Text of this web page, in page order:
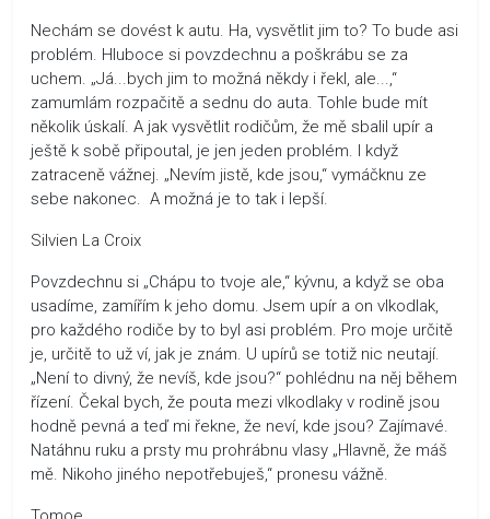
Nechám se dovést k autu. Ha, vysvětlit jim to? To bude asi
problém. Hluboce si povzdechnu a poškrábu se za
uchem. „Já...bych jim to možná někdy i řekl, ale...,“
zamumlám rozpačitě a sednu do auta. Tohle bude mít
několik úskalí. A jak vysvětlit rodičům, že mě sbalil upír a
ještě k sobě připoutal, je jen jeden problém. I když
zatraceně vážnej. „Nevím jistě, kde jsou,“ vymáčknu ze
sebe nakonec. A možná je to tak i lepší.
Silvien La Croix
Povzdechnu si „Chápu to tvoje ale,“ kývnu, a když se oba
usadíme, zamířím k jeho domu. Jsem upír a on vlkodlak,
pro každého rodiče by to byl asi problém. Pro moje určitě
je, určitě to už ví, jak je znám. U upírů se totiž nic neutají.
„Není to divný, že nevíš, kde jsou?“ pohlédnu na něj během
řízení. Čekal bych, že pouta mezi vlkodlaky v rodině jsou
hodně pevná a teď mi řekne, že neví, kde jsou? Zajímavé.
Natáhnu ruku a prsty mu prohrábnu vlasy „Hlavně, že máš
mě. Nikoho jiného nepotřebuješ,“ pronesu vážně.